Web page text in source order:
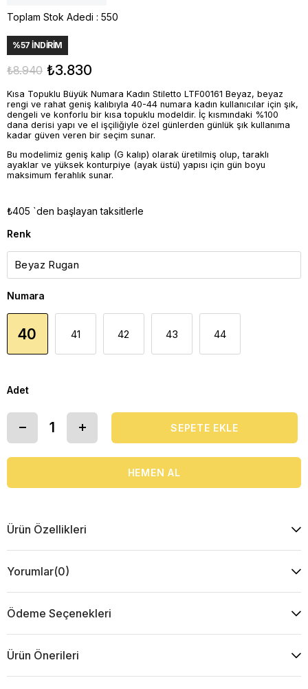
Toplam Stok Adedi : 550
%57 İNDIRIM
₺8.940 ₺3.830
Kısa Topuklu Büyük Numara Kadın Stiletto LTF00161 Beyaz, beyaz
rengi ve rahat geniş kalıbıyla 40-44 numara kadın kullanıcılar için şık,
dengeli ve konforlu bir kısa topuklu modeldir. İç kısmındaki %100
dana derisi yapı ve el işçiliğiyle özel günlerden günlük şık kullanıma
kadar güven veren bir seçim sunar.
Bu modelimiz geniş kalıp (G kalıp) olarak üretilmiş olup, taraklı
ayaklar ve yüksek konturpiye (ayak üstü) yapısı için gün boyu
maksimum ferahlık sunar.
₺405 `den başlayan taksitlerle
Renk
Numara
40 41 42 43 44
Adet
Ürün Özellikleri
Yorumlar(0)
Ödeme Seçenekleri
Ürün Önerileri